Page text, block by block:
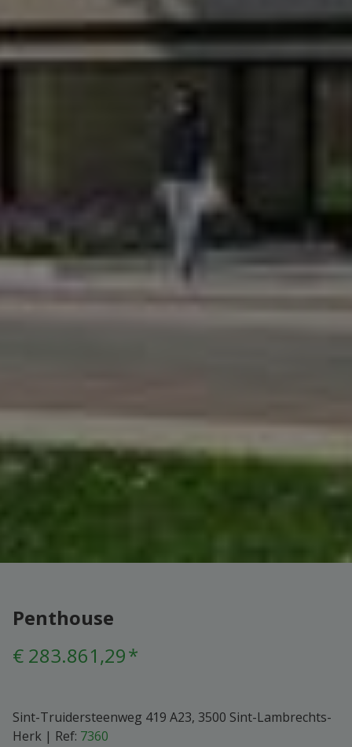
Penthouse
€ 283.861,29*
Sint-Truidersteenweg 419 A23, 3500 Sint-Lambrechts-
Herk | Ref: 7360